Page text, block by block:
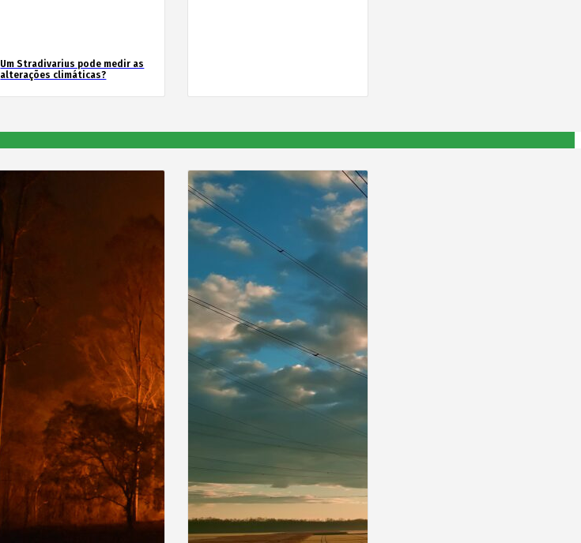
Um Stradivarius pode medir as
alterações climáticas?